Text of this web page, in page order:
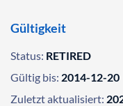
Gültigkeit
Status: RETIRED
Gültig bis: 2014-12-20
Zuletzt aktualisiert: